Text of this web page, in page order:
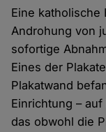
Eine katholische
Androhung von
sofortige
Eines der
Plakatwand
Einrichtung –
das obwohl die